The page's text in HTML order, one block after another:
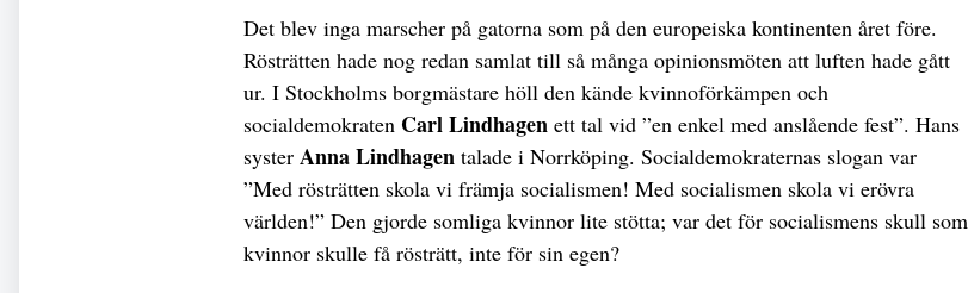
Det blev inga marscher på gatorna som på den europeiska kontinenten året före.
Rösträtten hade nog redan samlat till så många opinionsmöten att luften hade gått
ur. I Stockholms borgmästare höll den kände kvinnoförkämpen och
socialdemokraten Carl Lindhagen ett tal vid ”en enkel med anslående fest”. Hans
syster Anna Lindhagen talade i Norrköping. Socialdemokraternas slogan var
”Med rösträtten skola vi främja socialismen! Med socialismen skola vi erövra
världen!” Den gjorde somliga kvinnor lite stötta; var det för socialismens skull som
kvinnor skulle få rösträtt, inte för sin egen?